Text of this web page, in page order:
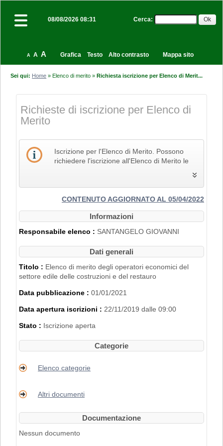
08/08/2026 08:31 Cerca:
A A A Grafica Testo Alto contrasto Mappa sito
Sei qui: Home »Elenco di merito »Richiesta iscrizione per Elenco di Merit...
Richieste di iscrizione per Elenco di
Merito
Iscrizione per l'Elenco di Merito. Possono
richiedere l'iscrizione all'Elenco di Merito le
e che pertanto siano in possesso dei Codici
Identificativi Ateco relativi alle lettere F e R, di
classificazione delle attività economiche Ateco
2007".
L'iscrizione nell'Elenco di Merito è inoltre
subordinata al possesso dei requisiti
disciplinati conDelibera di Giunta
Regionale n. 2153 del 22/11/2019.
REGISTRARSI AL PORTALE. PER
PROCEDURA DI REGISTRAZIONE
CONSULTARE IL MANUALE ALLA VOCE
"ACCESSO ALL'AREA RISERVATA"
CONTENUTO AGGIORNATO AL 05/04/2022
Informazioni
Responsabile elenco : SANTANGELO GIOVANNI
Dati generali
Titolo : Elenco di merito degli operatori economici del
settore edile delle costruzioni e del restauro
Data pubblicazione : 01/01/2021
Data apertura iscrizioni : 22/11/2019 dalle 09:00
Stato : Iscrizione aperta
Categorie
Elenco categorie
Altri documenti
Documentazione
Nessun documento